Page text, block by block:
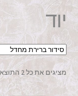
מאמרים
קליניקה
אודותינו
יוד
מציגים את כל ⁦2⁩ התוצאות